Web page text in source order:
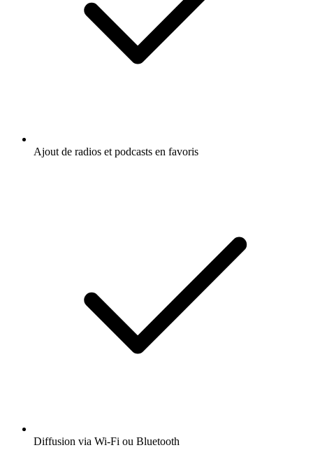
Ajout de radios et podcasts en favoris
Diffusion via Wi-Fi ou Bluetooth